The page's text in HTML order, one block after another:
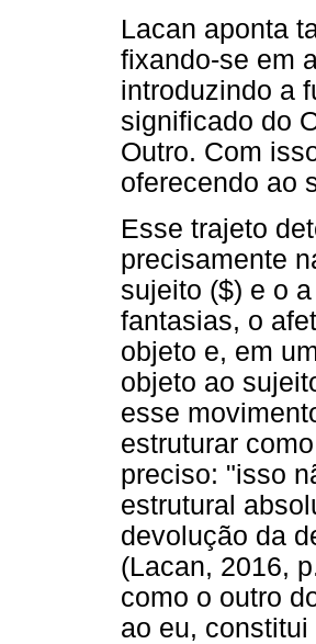
Lacan aponta
fixando-se em
introduzindo a
significado do
Outro. Com
oferecendo ao
Esse trajeto
precisamente
sujeito ($) e o
fantasias, o
objeto e, em
objeto ao
esse
estruturar
preciso: "isso
estrutural
devolução da
(Lacan, 2016,
como o outro
ao eu,